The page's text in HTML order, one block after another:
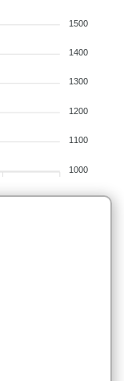
1500
1400
1300
1200
1100
1000